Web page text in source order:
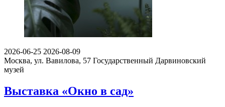
2026-06-25 2026-08-09
Москва, ул. Вавилова, 57 Государственный Дарвиновский
музей
Выставка «Окно в сад»